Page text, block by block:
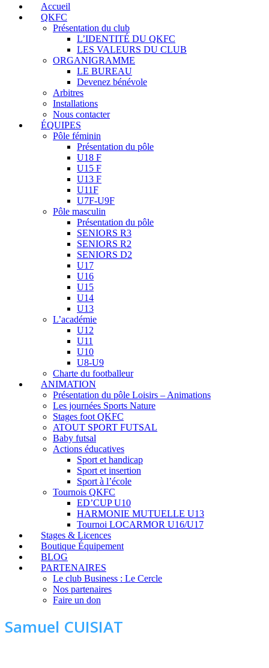
Accueil
QKFC
Présentation du club
L’IDENTITÉ DU QKFC
LES VALEURS DU CLUB
ORGANIGRAMME
LE BUREAU
Devenez bénévole
Arbitres
Installations
Nous contacter
ÉQUIPES
Pôle féminin
Présentation du pôle
U18 F
U15 F
U13 F
U11F
U7F-U9F
Pôle masculin
Présentation du pôle
SENIORS R3
SENIORS R2
SENIORS D2
U17
U16
U15
U14
U13
L’académie
U12
U11
U10
U8-U9
Charte du footballeur
ANIMATION
Présentation du pôle Loisirs – Animations
Les journées Sports Nature
Stages foot QKFC
ATOUT SPORT FUTSAL
Baby futsal
Actions éducatives
Sport et handicap
Sport et insertion
Sport à l’école
Tournois QKFC
ED’CUP U10
HARMONIE MUTUELLE U13
Tournoi LOCARMOR U16/U17
Stages & Licences
Boutique Équipement
BLOG
PARTENAIRES
Le club Business : Le Cercle
Nos partenaires
Faire un don
Samuel CUISIAT